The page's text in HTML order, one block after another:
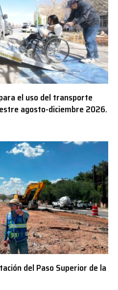
el uso del transporte
agosto-diciembre 2026.
del Paso Superior de la